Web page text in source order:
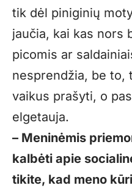
tik dėl piniginių
jaučia, kai kas nors
picomis ar
nesprendžia, be to,
vaikus prašyti, o
elgetauja.
– Meninėmis
kalbėti apie
tikite, kad meno